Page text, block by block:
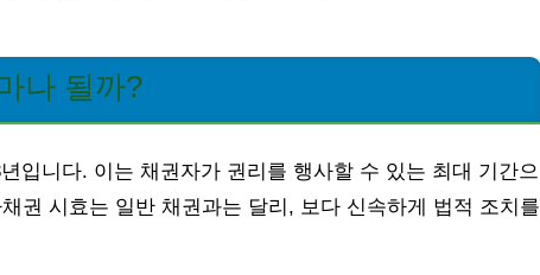
나 될까?
입니다. 이는 채권자가 권리를 행사할 수 있는 최대 기간으
권 시효는 일반 채권과는 달리, 보다 신속하게 법적 조치를